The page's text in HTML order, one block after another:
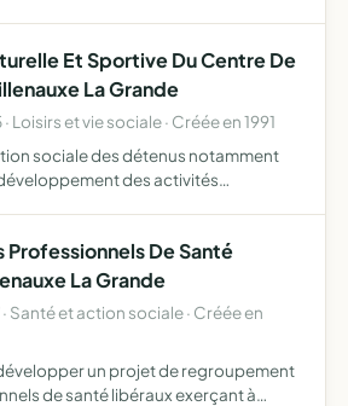
Et Sportive Du Centre De
La Grande
Loisirs et vie sociale · Créée en 1991
sociale des détenus notamment
des activités
Professionnels De Santé
La Grande
Santé et action sociale · Créée en
un projet de regroupement
de santé libéraux exerçant à